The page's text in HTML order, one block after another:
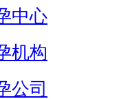
中心
机构
公司